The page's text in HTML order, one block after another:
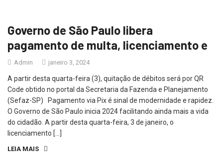
Governo de São Paulo libera
pagamento de multa, licenciamento e
Admin janeiro 3, 2024
A partir desta quarta-feira (3), quitação de débitos será por QR
Code obtido no portal da Secretaria da Fazenda e Planejamento
(Sefaz-SP) Pagamento via Pix é sinal de modernidade e rapidez.
O Governo de São Paulo inicia 2024 facilitando ainda mais a vida
do cidadão. A partir desta quarta-feira, 3 de janeiro, o
licenciamento […]
LEIA MAIS